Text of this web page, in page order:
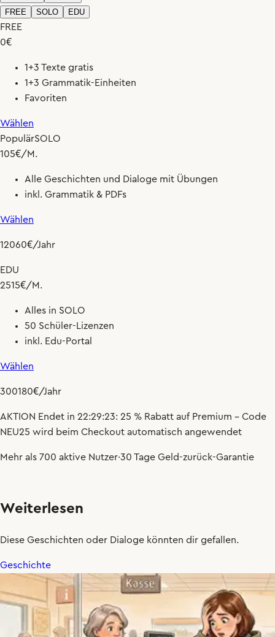
FREE
SOLO EDU
FREE
0€
1+3 Texte gratis
1+3 Grammatik-Einheiten
Favoriten
Wählen
PopulärSOLO
105€/M.
Alle Geschichten und Dialoge mit Übungen
inkl. Grammatik & PDFs
Wählen
12060€/Jahr
EDU
2515€/M.
Alles in SOLO
50 Schüler-Lizenzen
inkl. Edu-Portal
Wählen
300180€/Jahr
AKTION Endet in 22:29:21: 25 % Rabattauf Premium – Code
NEU25 wird beim Checkout automatisch angewendet
Mehr als 700 aktive Nutzer·30 Tage Geld-zurück-Garantie
Weiterlesen
Diese Geschichten oder Dialoge könnten dir gefallen.
Geschichte